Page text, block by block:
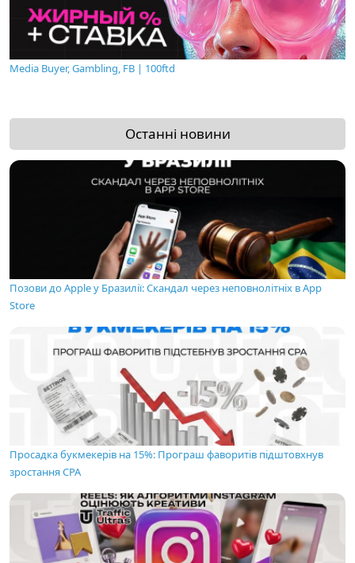
Media Buyer, Gambling, FB | 100ftd
Останні новини
Позови до Apple у Бразилії: Скандал через неповнолітніх в App
Store
Просадка букмекерів на 15%: Програш фаворитів підштовхнув
зростання CPA